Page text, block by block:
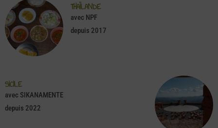
THAÏLANDE
avec NPF
depuis 2017
SICILE
avec SIKANAMENTE
depuis 2022